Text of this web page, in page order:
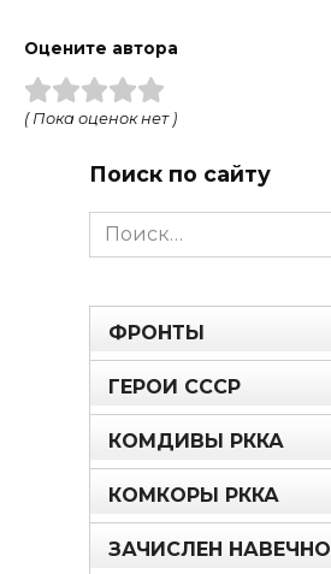
Оцените автора
( Пока оценок нет )
Поиск по сайту
Search
for:
ФРОНТЫ
ГЕРОИ СССР
КОМДИВЫ РККА
КОМКОРЫ РККА
ЗАЧИСЛЕН НАВЕЧНО